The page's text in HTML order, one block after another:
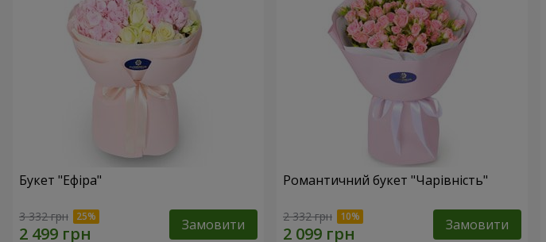
Букет "Ефіра"
3 332 грн Замовити
Романтичний букет "Чарівність"
2 332 грн Замовити